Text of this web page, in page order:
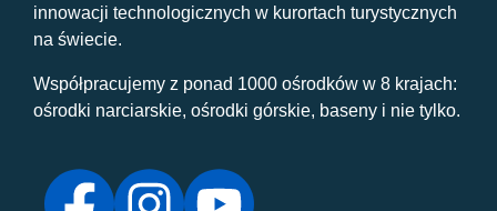
innowacji technologicznych w kurortach turystycznych
na świecie.
Współpracujemy z ponad 1000 ośrodków w 8 krajach:
ośrodki narciarskie, ośrodki górskie, baseny i nie tylko.